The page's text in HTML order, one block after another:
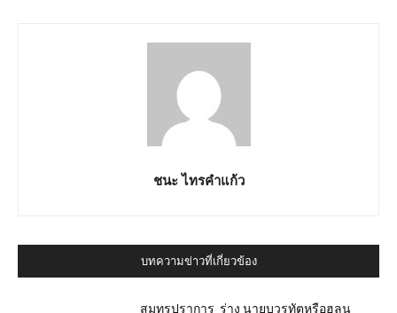
ชนะ ไทรคำแก้ว
บทความข่าวที่เกี่ยวข้อง
สมุทรปราการ ร่าง นายบวรทัตหรือฮลุน